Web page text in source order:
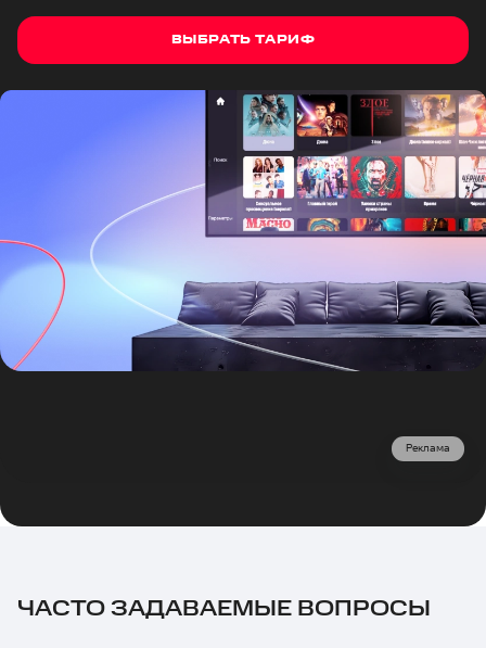
ВЫБРАТЬ ТАРИФ
Реклама
ЧАСТО ЗАДАВАЕМЫЕ ВОПРОСЫ